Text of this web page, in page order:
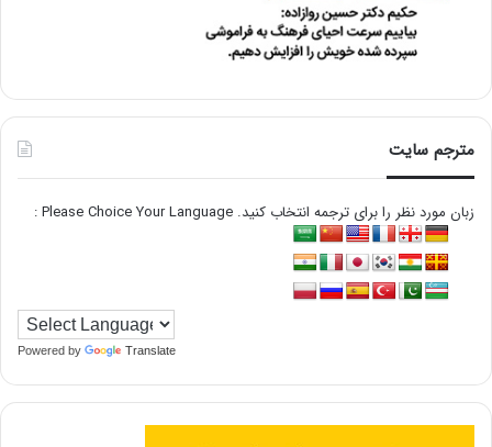
مترجم سایت
زبان مورد نظر را برای ترجمه انتخاب کنید. Please Choice Your Language :
Powered by Translate